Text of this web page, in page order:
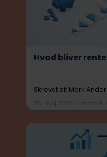
Hvad bliver
Skrevet af: Mark
25. maj, 2026 | Læsetid: